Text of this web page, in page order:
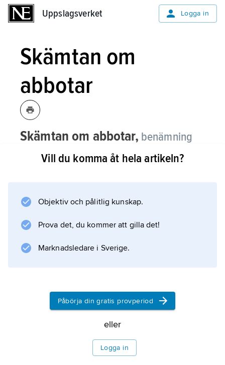
Uppslagsverket Logga in
Skämtan om
abbotar
Skämtan om abbotar, benämning
på en kort prosasatir som troligen
tillkommit i början av 1400-talet och
Satiren, som hör till det mest levande i svensk
munkarnas vällevnad.
Vill du komma åt hela artikeln?
Objektiv och pålitlig kunskap.
Prova det, du kommer att gilla det!
Marknadsledare i Sverige.
Påbörja din gratis provperiod
eller
Logga in